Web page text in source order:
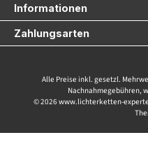
Informationen
Zahlungsarten
Alle Preise inkl. gesetzl.
Nachnahmegebühren,
© 2026 www.lichterketten-